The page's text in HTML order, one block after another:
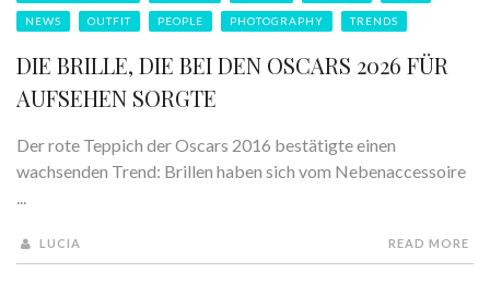
NEWS OUTFIT PEOPLE PHOTOGRAPHY TRENDS
DIE BRILLE, DIE BEI DEN OSCARS 2026 FÜR
AUFSEHEN SORGTE
Der rote Teppich der Oscars 2016 bestätigte einen
wachsenden Trend: Brillen haben sich vom Nebenaccessoire
LUCIA READ MORE